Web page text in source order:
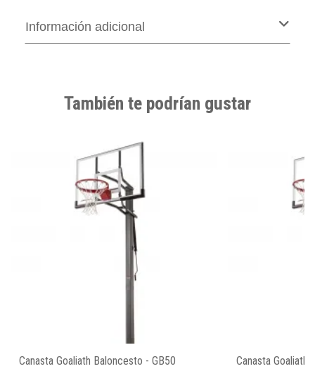
Información adicional
También te podrían gustar
Canasta Goaliath Baloncesto - GB50 Canasta Goaliath